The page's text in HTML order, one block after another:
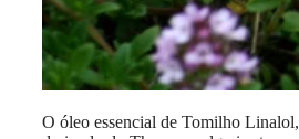
O óleo essencial de Tomilho Linalol,